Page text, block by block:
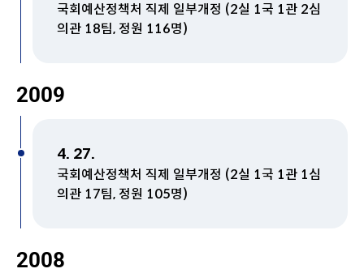
국회예산정책처 직제 일부개정 (2실 1국 1관 2심
의관 18팀, 정원 116명)
2009
4. 27.
국회예산정책처 직제 일부개정 (2실 1국 1관 1심
의관 17팀, 정원 105명)
2008